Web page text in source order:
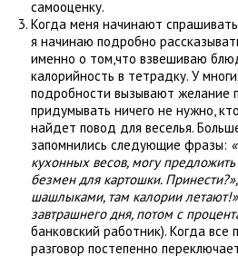
самооценку.
Когда меня начинают
я начинаю подробно
именно о том,что взвешиваю
калорийность в тетрадку. У
подробности вызывают желание
придумывать ничего не нужно,
найдет повод для веселья.
запомнились следующие фразы:
кухонных весов, могу
безмен для картошки.
шашлыками, там калории
завтрашнего дня, потом с
банковский работник). Когда
разговор постепенно